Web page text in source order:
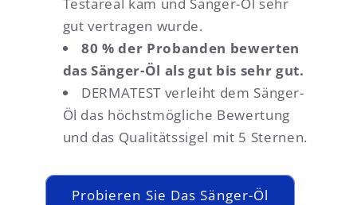
gut vertragen wurde.
80 % der Probanden bewerten
das Sänger-Öl als gut bis sehr gut.
DERMATEST verleiht dem Sänger-
Öl das höchstmögliche Bewertung
und das Qualitätssigel mit 5 Sternen.
Probieren Sie Das Sänger-Öl